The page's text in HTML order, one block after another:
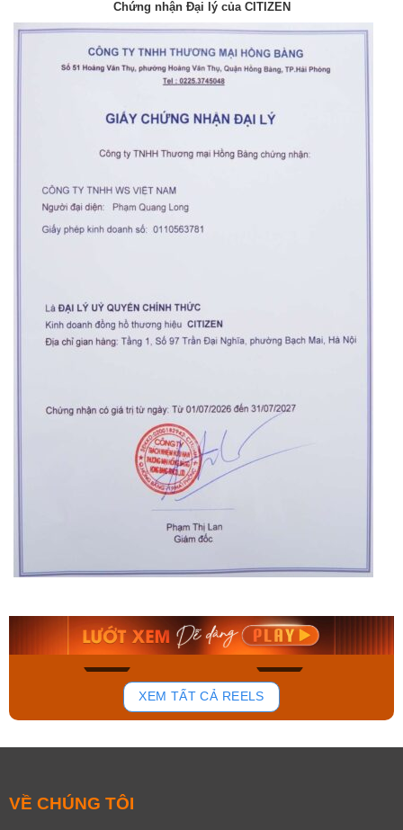
Chứng nhận Đại lý của CITIZEN
173
Orient Nam RA-
Mua ngay
Casio Nam MTS-
Mua ngay
XEM TẤT CẢ REELS
VỀ CHÚNG TÔI